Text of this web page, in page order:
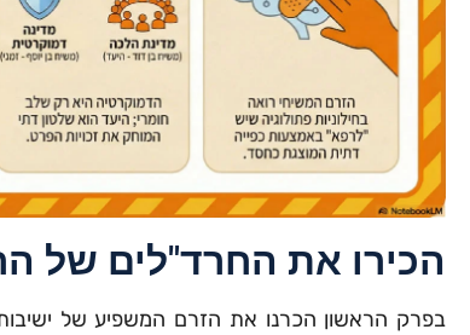
הכירו את החרד"לים של
בפרק הראשון הכרנו את הזרם המשפיע של